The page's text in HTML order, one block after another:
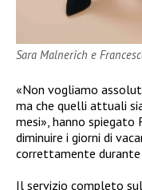
Sara Malnerich e
«Non vogliamo
ma che quelli attuali
mesi», hanno spiegato
diminuire i giorni di
correttamente durante
Il servizio completo